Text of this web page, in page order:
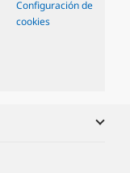
Configuración de
cookies